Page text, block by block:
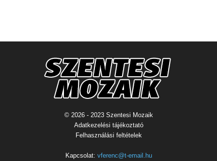
© 2026 - 2023 Szentesi Mozaik
Adatkezelési tájékoztató
Felhasználási feltételek
Kapcsolat: vferenc@t-email.hu